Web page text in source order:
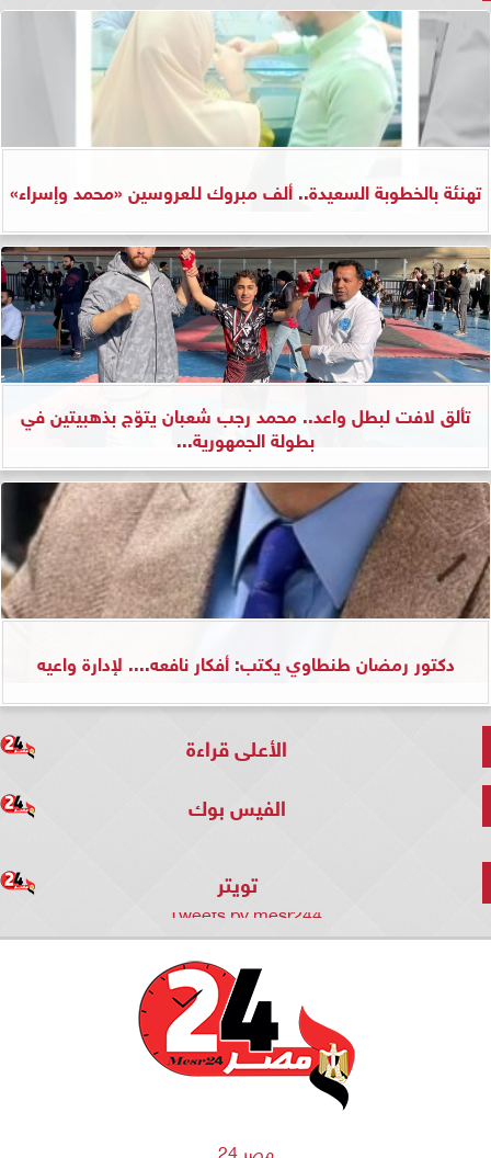
تهنئة بالخطوبة السعيدة.. ألف مبروك للعروسين «محمد وإسراء»
تألق لافت لبطل واعد.. محمد رجب شعبان يتوّج بذهبيتين في
بطولة الجمهورية...
دكتور رمضان طنطاوي يكتب: أفكار نافعه.... لإدارة واعيه
الأعلى قراءة
الفيس بوك
تويتر
Tweets by mesr244
مصر 24